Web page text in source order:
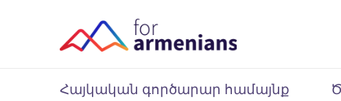
Հայկական գործարար համայնք